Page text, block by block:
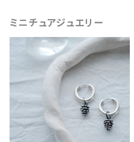
ミニチュアジュエリー